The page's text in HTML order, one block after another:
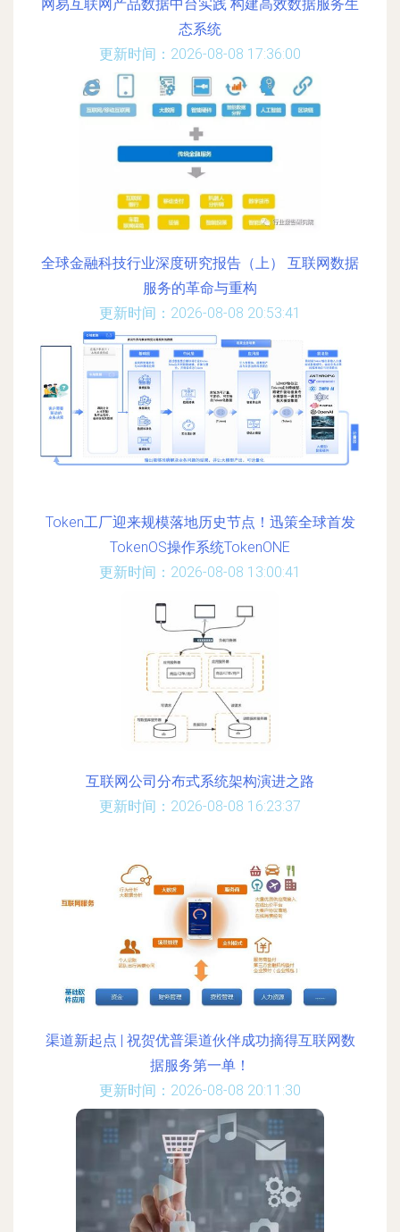
网易互联网产品数据中台实践 构建高效数据服务生
态系统
更新时间：2026-08-08 17:36:00
全球金融科技行业深度研究报告（上） 互联网数据
服务的革命与重构
更新时间：2026-08-08 20:53:41
Token工厂迎来规模落地历史节点！迅策全球首发
TokenOS操作系统TokenONE
更新时间：2026-08-08 13:00:41
互联网公司分布式系统架构演进之路
更新时间：2026-08-08 16:23:37
渠道新起点 | 祝贺优普渠道伙伴成功摘得互联网数
据服务第一单！
更新时间：2026-08-08 20:11:30